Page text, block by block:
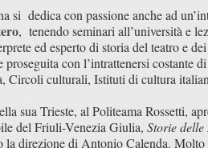
si dedica con passione anche ad
, tenendo seminari all’università e
ed esperto di storia del teatro e
proseguita con l’intrattenersi costante
Circoli culturali, Istituti di cultura
sua Trieste, al Politeama Rossetti,
del Friuli-Venezia Giulia, Storie
direzione di Antonio Calenda. Molto